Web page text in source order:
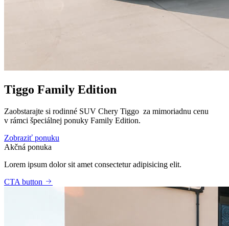
Tiggo Family Edition
Zaobstarajte si rodinné SUV Chery Tiggo za mimoriadnu cenu
v rámci špeciálnej ponuky Family Edition.
Zobraziť ponuku
Akčná ponuka
Lorem ipsum dolor sit amet consectetur adipisicing elit.
CTA button